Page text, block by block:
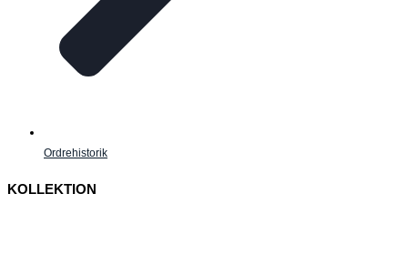
Ordrehistorik
KOLLEKTION